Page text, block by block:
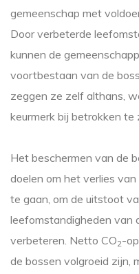
gemeenschap met
Door verbeterde
kunnen de
voortbestaan van de
zeggen ze zelf althans,
keurmerk bij betrokken te
Het beschermen van de
doelen om het verlies
te gaan, om de uitstoot
leefomstandigheden van
verbeteren. Netto CO2-
de bossen volgroeid zijn,